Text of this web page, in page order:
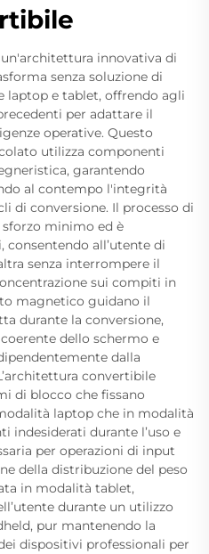
innovativa di
senza soluzione di
laptop e tablet, offrendo agli
per adattare il
operative. Questo
utilizza componenti
garantendo
al contempo l'integrità
di conversione. Il processo di
minimo ed è
all’utente di
senza interrompere il
sui compiti in
magnetico guidano il
durante la conversione,
dello schermo e
dalla
convertibile
di blocco che fissano
laptop che in modalità
indesiderati durante l’uso e
per operazioni di input
della distribuzione del peso
in modalità tablet,
durante un utilizzo
pur mantenendo la
dispositivi professionali per